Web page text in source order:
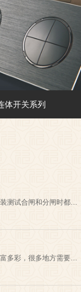
体开关系列
测试合闸和分闸时都…
多彩，很多地方需要…